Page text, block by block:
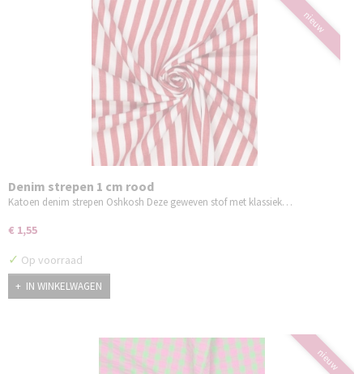
nieuw
Denim strepen 1 cm rood
Katoen denim strepen Oshkosh Deze geweven stof met klassiek…
€ 1,55
✓ Op voorraad
IN WINKELWAGEN
nieuw